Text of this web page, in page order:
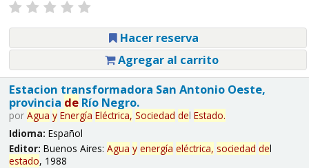
Hacer reserva
Agregar al carrito
Estacion transformadora San Antonio Oeste,
provincia deRío Negro.
por Agua y Energía Eléctrica, Sociedad del Estado.
Idioma: Español
Editor: Buenos Aires: Agua y energía eléctrica, sociedad del
estado, 1988